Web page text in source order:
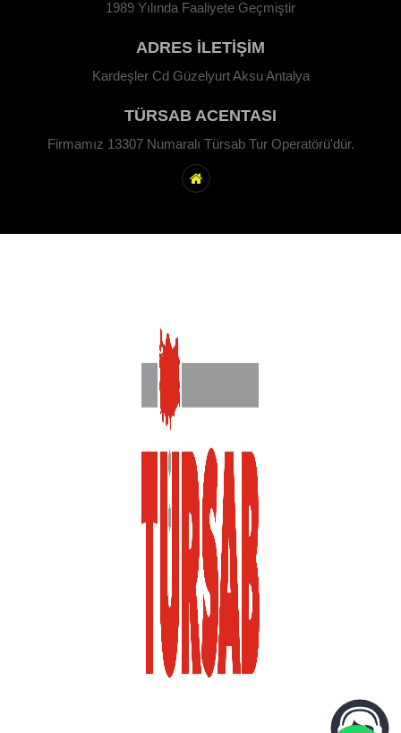
1989 Yılında Faaliyete Geçmiştir
ADRES İLETİŞİM
Kardeşler Cd Güzelyurt Aksu Antalya
TÜRSAB ACENTASI
Firmamız 13307 Numaralı Türsab Tur Operatörü'dür.